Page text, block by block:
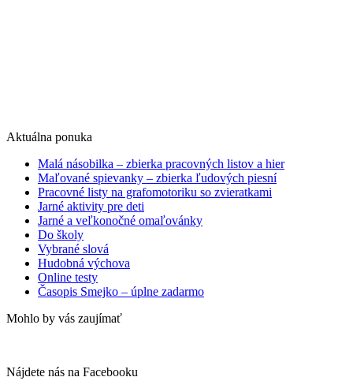
Aktuálna ponuka
Malá násobilka – zbierka pracovných listov a hier
Maľované spievanky – zbierka ľudových piesní
Pracovné listy na grafomotoriku so zvieratkami
Jarné aktivity pre deti
Jarné a veľkonočné omaľovánky
Do školy
Vybrané slová
Hudobná výchova
Online testy
Časopis Smejko – úplne zadarmo
Mohlo by vás zaujímať
Nájdete nás na Facebooku